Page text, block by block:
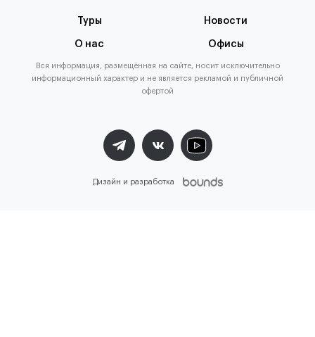
Туры Новости
О нас Офисы
Вся информация, размещённая на сайте, носит исключительно
информационный характер и не является рекламой и публичной
офертой
Дизайн и разработка